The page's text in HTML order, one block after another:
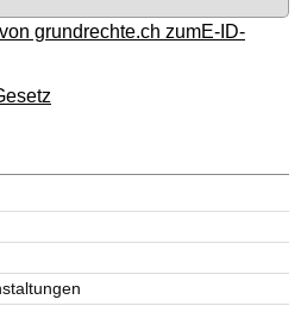
grundrechte.ch zumE-ID-